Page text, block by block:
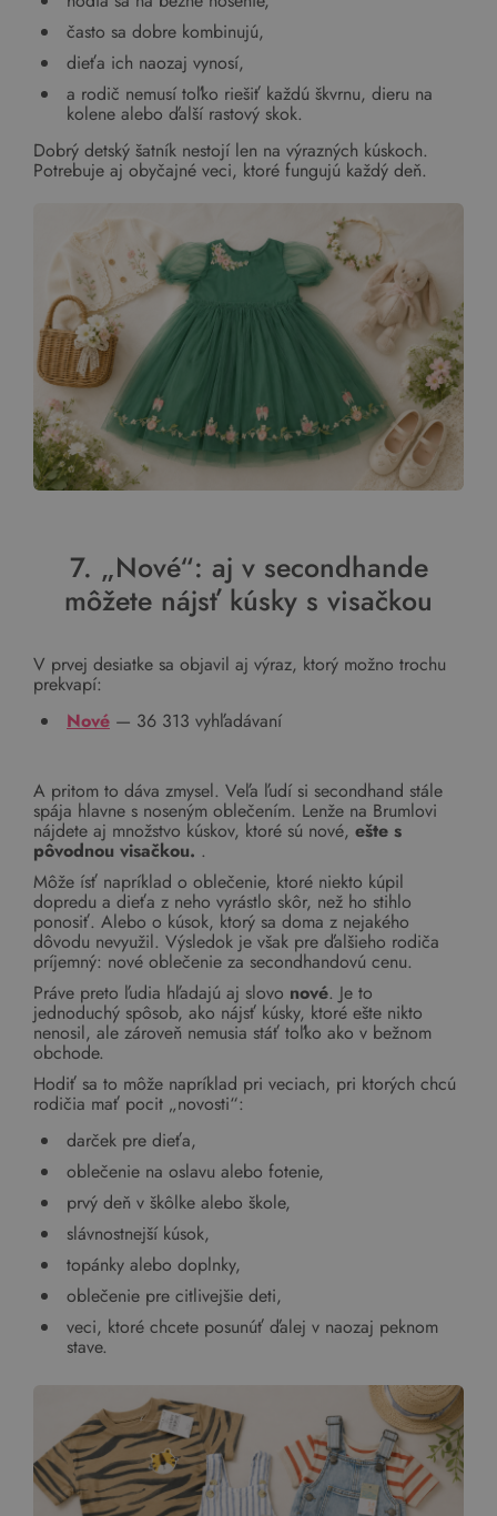
často sa dobre kombinujú,
dieťa ich naozaj vynosí,
a rodič nemusí toľko riešiť každú škvrnu, dieru na
kolene alebo ďalší rastový skok.
Dobrý detský šatník nestojí len na výrazných kúskoch.
Potrebuje aj obyčajné veci, ktoré fungujú každý deň.
7. „Nové“: aj v secondhande
môžete nájsť kúsky s visačkou
V prvej desiatke sa objavil aj výraz, ktorý možno trochu
prekvapí:
Nové — 36 313 vyhľadávaní
A pritom to dáva zmysel. Veľa ľudí si secondhand stále
spája hlavne s noseným oblečením. Lenže na Brumlovi
nájdete aj množstvo kúskov, ktoré sú nové, ešte s
pôvodnou visačkou. .
Môže ísť napríklad o oblečenie, ktoré niekto kúpil
dopredu a dieťa z neho vyrástlo skôr, než ho stihlo
ponosiť. Alebo o kúsok, ktorý sa doma z nejakého
dôvodu nevyužil. Výsledok je však pre ďalšieho rodiča
príjemný: nové oblečenie za secondhandovú cenu.
Práve preto ľudia hľadajú aj slovo nové. Je to
jednoduchý spôsob, ako nájsť kúsky, ktoré ešte nikto
nenosil, ale zároveň nemusia stáť toľko ako v bežnom
obchode.
Hodiť sa to môže napríklad pri veciach, pri ktorých chcú
rodičia mať pocit „novosti“:
darček pre dieťa,
oblečenie na oslavu alebo fotenie,
prvý deň v škôlke alebo škole,
slávnostnejší kúsok,
topánky alebo doplnky,
oblečenie pre citlivejšie deti,
veci, ktoré chcete posunúť ďalej v naozaj peknom
stave.